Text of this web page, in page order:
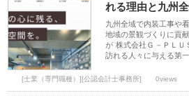
れる理由と九州
九州全域で内装工事や
地域の景観づくりに貢
が 株式会社Ｇ－ＰＬＵ
訪れる人々に与える第
[士業（専門職種）][公認会計士事務所] 0views